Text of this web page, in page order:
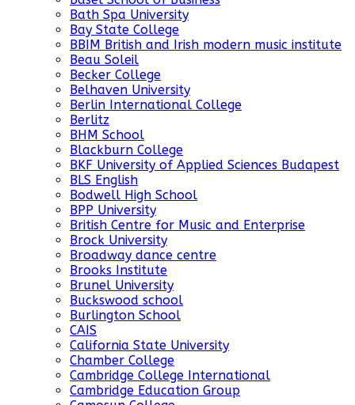
Bath Spa University
Bay State College
BBIM British and Irish modern music institute
Beau Soleil
Becker College
Belhaven University
Berlin International College
Berlitz
BHM School
Blackburn College
BKF University of Applied Sciences Budapest
BLS English
Bodwell High School
BPP University
British Centre for Music and Enterprise
Brock University
Broadway dance centre
Brooks Institute
Brunel University
Buckswood school
Burlington School
CAIS
California State University
Chamber College
Cambridge College International
Cambridge Education Group